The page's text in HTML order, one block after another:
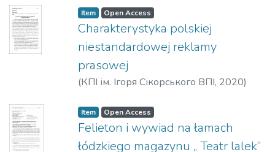
Item Open Access
Charakterystyka polskiej
niestandardowej reklamy
prasowej
(КПІ ім. Ігоря Сікорського ВПІ, 2020)
Item Open Access
Felieton i wywiad na łamach
łódzkiego magazynu „ Teatr lalek”